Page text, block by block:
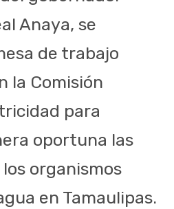
Anaya, se
de trabajo
la Comisión
para
oportuna las
organismos
en Tamaulipas.